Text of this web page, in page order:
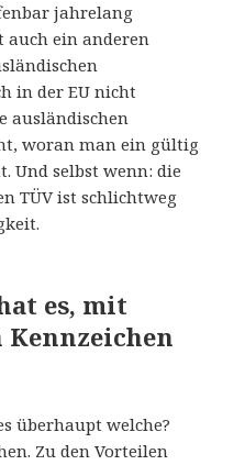
jahrelang
auch ein anderen
in der EU nicht
ausländischen
woran man ein gültig
Und selbst wenn: die
TÜV ist schlichtweg
es, mit
Kennzeichen
überhaupt welche?
Zu den Vorteilen